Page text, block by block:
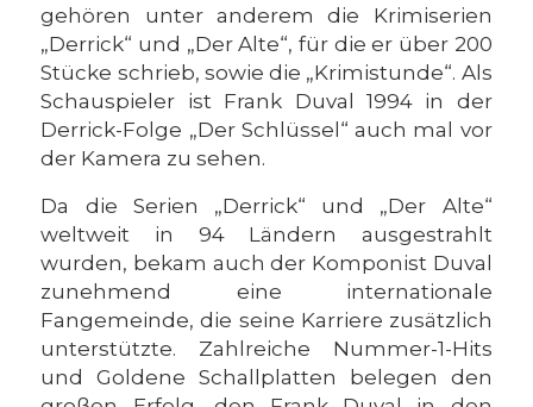
gehören unter anderem die Krimiserien
„Derrick“ und „Der Alte“, für die er über 200
Stücke schrieb, sowie die „Krimistunde“. Als
Schauspieler ist Frank Duval 1994 in der
Derrick-Folge „Der Schlüssel“ auch mal vor
der Kamera zu sehen.
Da die Serien „Derrick“ und „Der Alte“
weltweit in 94 Ländern ausgestrahlt
wurden, bekam auch der Komponist Duval
zunehmend eine internationale
Fangemeinde, die seine Karriere zusätzlich
unterstützte. Zahlreiche Nummer-1-Hits
und Goldene Schallplatten belegen den